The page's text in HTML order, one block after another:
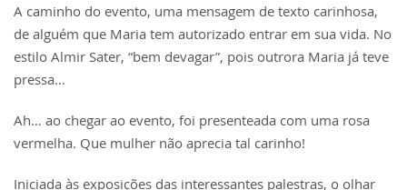
A caminho do evento, uma mensagem de texto carinhosa,
de alguém que Maria tem autorizado entrar em sua vida. No
estilo Almir Sater, “bem devagar”, pois outrora Maria já teve
pressa…
Ah… ao chegar ao evento, foi presenteada com uma rosa
vermelha. Que mulher não aprecia tal carinho!
Iniciada às exposições das interessantes palestras, o olhar